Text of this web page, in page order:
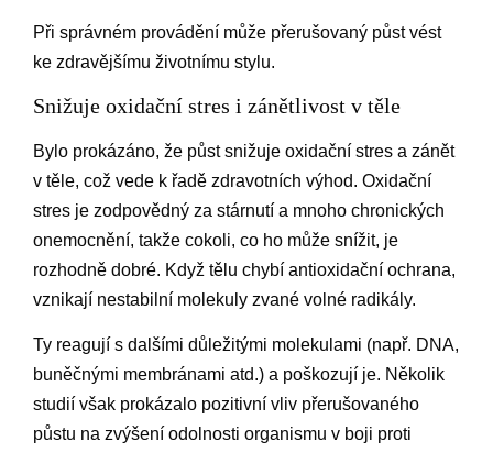
Při správném provádění může přerušovaný půst vést
ke zdravějšímu životnímu stylu.
Snižuje oxidační stres i zánětlivost v těle
Bylo prokázáno, že půst snižuje oxidační stres a zánět
v těle, což vede k řadě zdravotních výhod. Oxidační
stres je zodpovědný za stárnutí a mnoho chronických
onemocnění, takže cokoli, co ho může snížit, je
rozhodně dobré. Když tělu chybí antioxidační ochrana,
vznikají nestabilní molekuly zvané volné radikály.
Ty reagují s dalšími důležitými molekulami (např. DNA,
buněčnými membránami atd.) a poškozují je. Několik
studií však prokázalo pozitivní vliv přerušovaného
půstu na zvýšení odolnosti organismu v boji proti